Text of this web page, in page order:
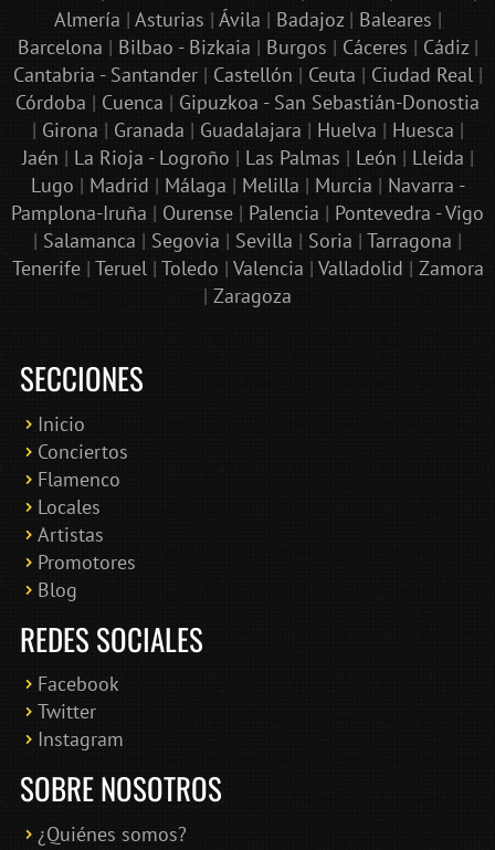
Almería | Asturias | Ávila | Badajoz| Baleares |
Barcelona | Bilbao - Bizkaia | Burgos | Cáceres | Cádiz|
Cantabria - Santander| Castellón | Ceuta | Ciudad Real|
Córdoba | Cuenca | Gipuzkoa - San Sebastián-Donostia
| Girona | Granada | Guadalajara | Huelva | Huesca |
Jaén | La Rioja - Logroño | Las Palmas | León | Lleida |
Lugo | Madrid | Málaga | Melilla | Murcia | Navarra -
Pamplona-Iruña | Ourense | Palencia | Pontevedra - Vigo
| Salamanca | Segovia | Sevilla | Soria | Tarragona |
Tenerife| Teruel| Toledo | Valencia | Valladolid | Zamora
| Zaragoza
SECCIONES
Inicio
Conciertos
Flamenco
Locales
Artistas
Promotores
Blog
REDES SOCIALES
Facebook
Twitter
Instagram
SOBRE NOSOTROS
¿Quiénes somos?